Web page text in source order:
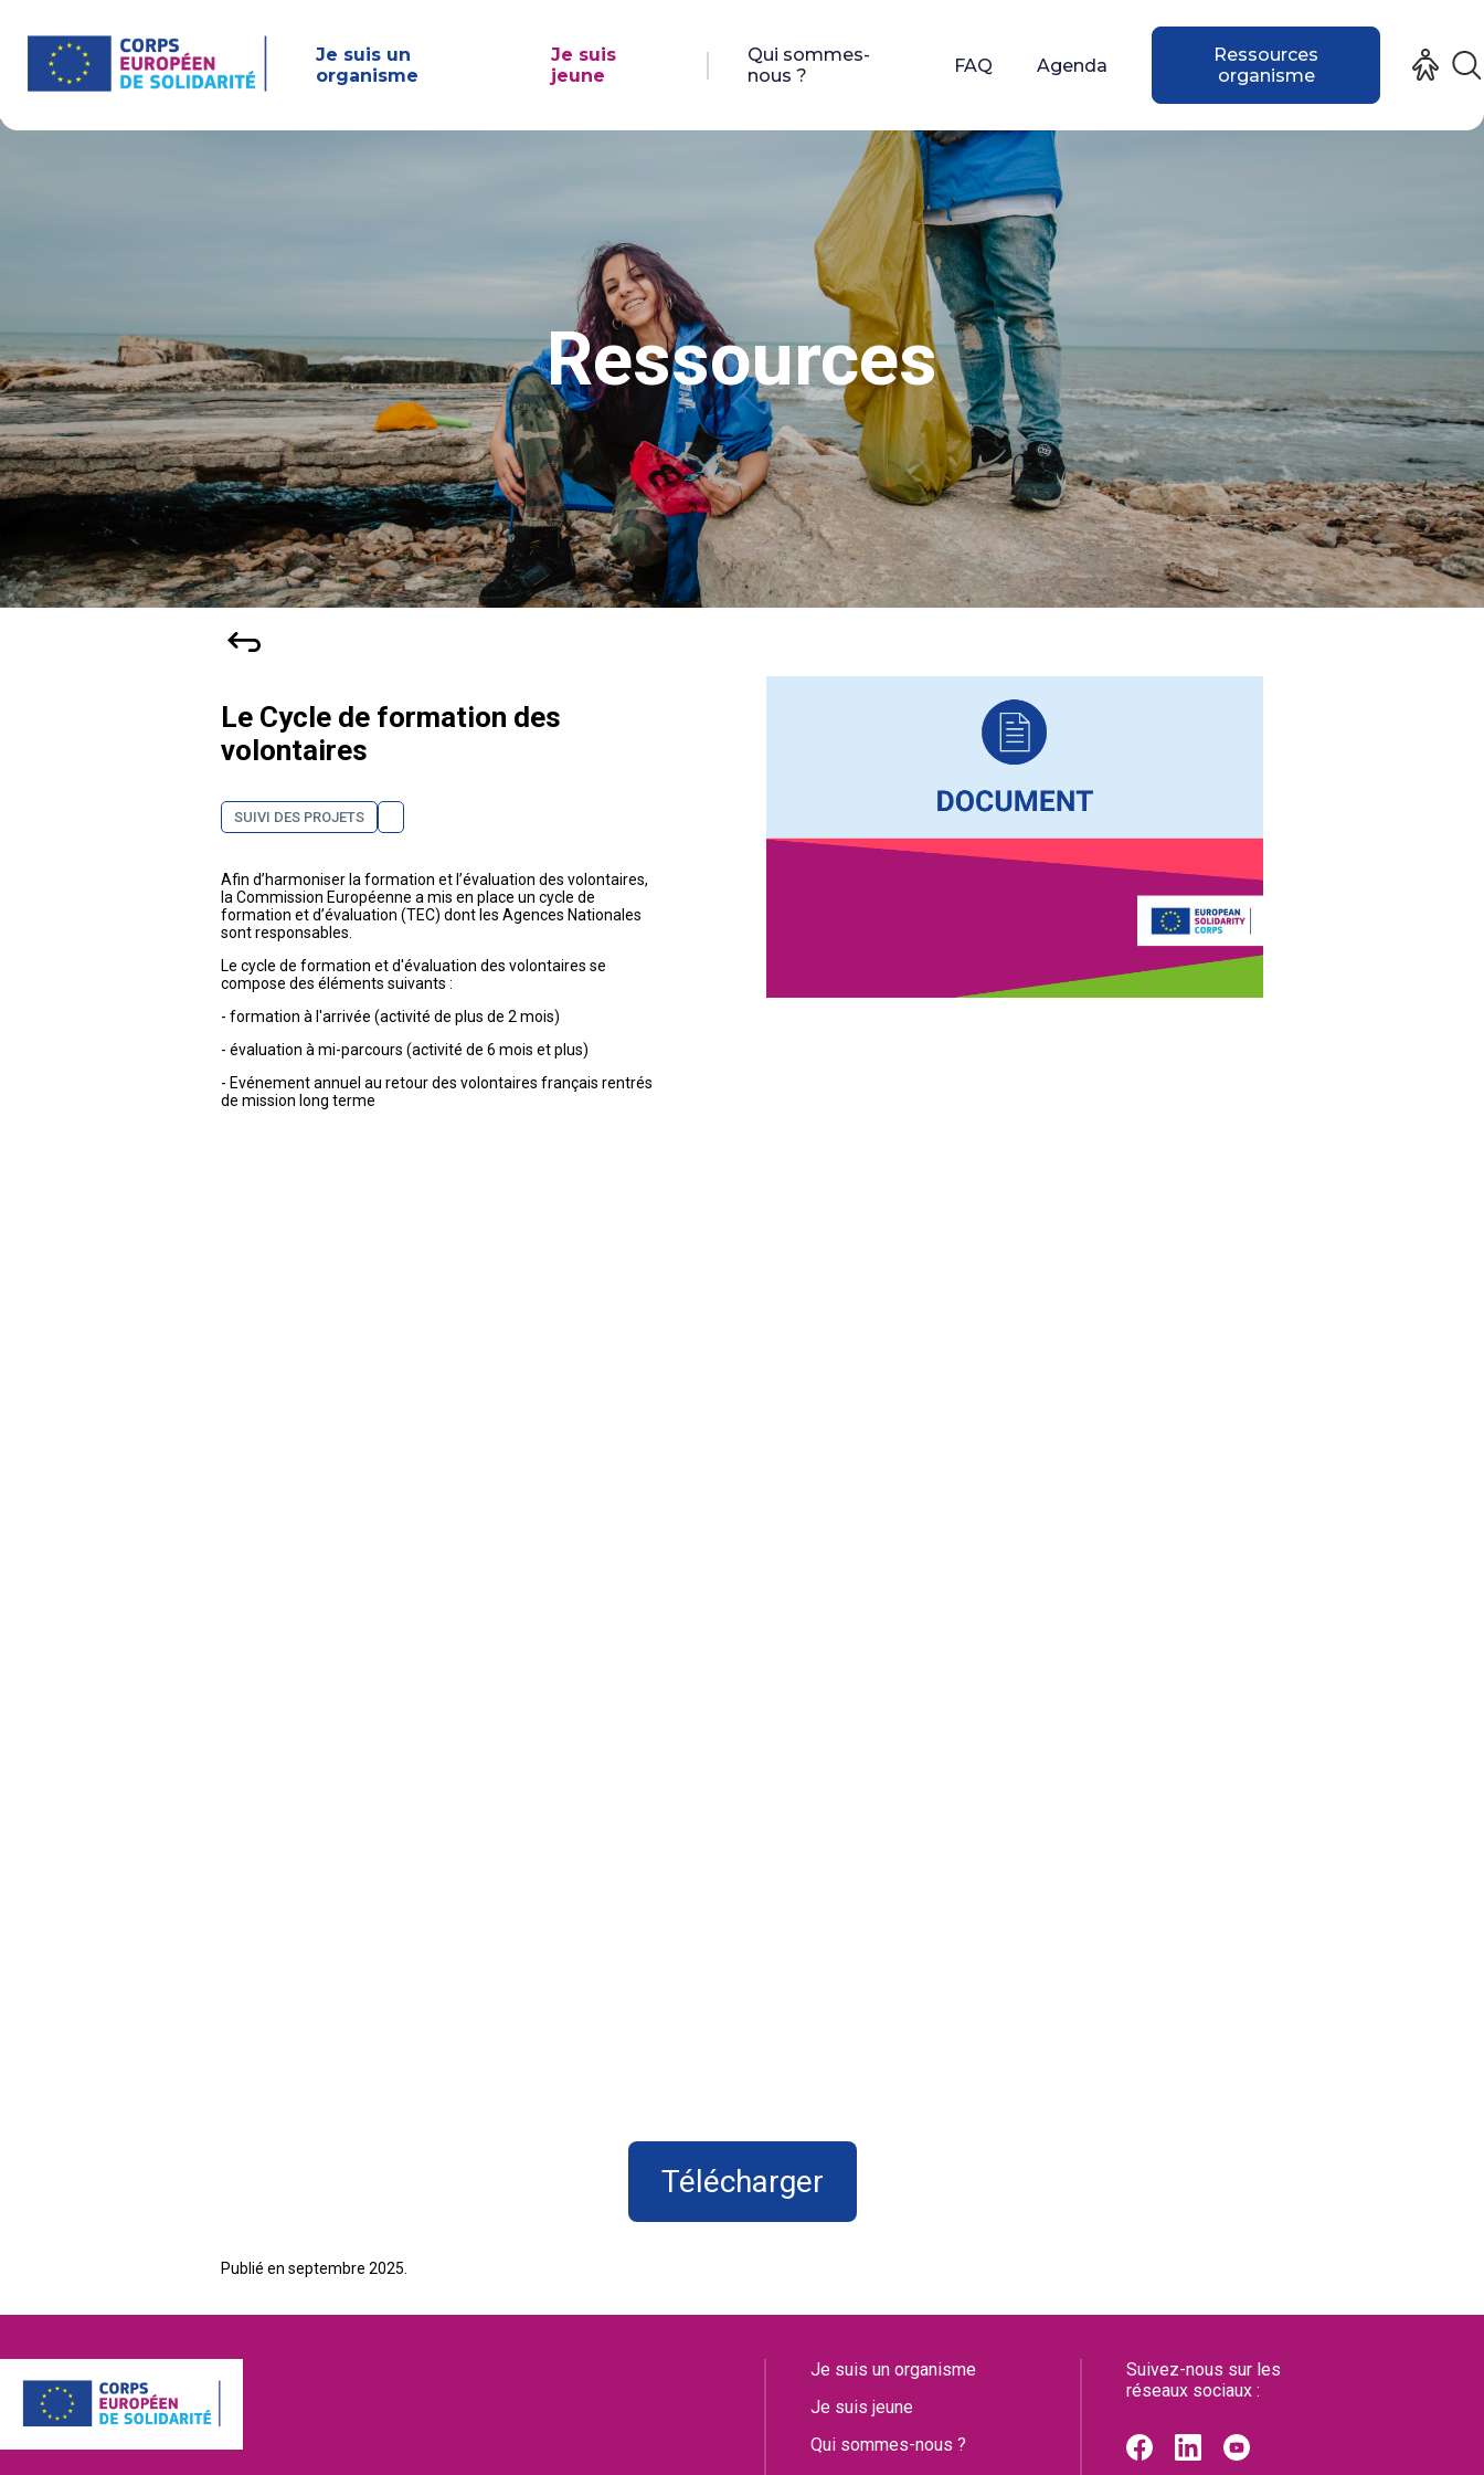
contenu
principal
Je suis un
organisme
Je suis
jeune
Qui sommes-
nous ?
FAQ Agenda
Ressources
organisme
Ressources
Le Cycle de formation des
volontaires
SUIVI DES PROJETS
Afin d’harmoniser la formation et l’évaluation des volontaires,
la Commission Européenne a mis en place un cycle de
formation et d’évaluation (TEC) dont les Agences Nationales
sont responsables.
Le cycle de formation et d'évaluation des volontaires se
compose des éléments suivants :
- formation à l'arrivée (activité de plus de 2 mois)
- évaluation à mi-parcours (activité de 6 mois et plus)
- Evénement annuel au retour des volontaires français rentrés
de mission long terme
Télécharger
Publié en septembre 2025.
Je suis un organisme
Je suis jeune
Qui sommes-nous ?
Suivez-nous sur les
réseaux sociaux :